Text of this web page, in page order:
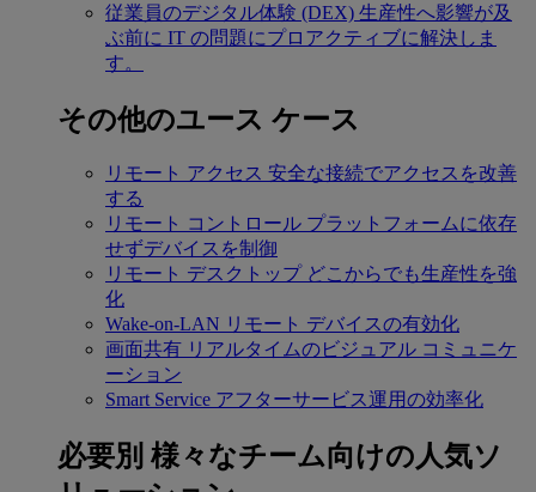
従業員のデジタル体験 (DEX) 生産性へ影響が及
ぶ前に IT の問題にプロアクティブに解決しま
す。
その他のユース ケース
リモート アクセス 安全な接続でアクセスを改善
する
リモート コントロール プラットフォームに依存
せずデバイスを制御
リモート デスクトップ どこからでも生産性を強
化
Wake-on-LAN リモート デバイスの有効化
画面共有 リアルタイムのビジュアル コミュニケ
ーション
Smart Service アフターサービス運用の効率化
必要別 様々なチーム向けの人気ソ